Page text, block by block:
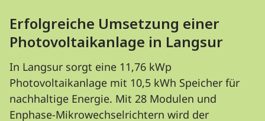
Erfolgreiche Umsetzung einer
Photovoltaikanlage in Langsur
In Langsur sorgt eine 11,76 kWp
Photovoltaikanlage mit 10,5 kWh Speicher für
nachhaltige Energie. Mit 28 Modulen und
Enphase-Mikrowechselrichtern wird der